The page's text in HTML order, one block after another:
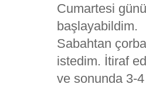
Cumartesi
başlayabildim.
Sabahtan
istedim. İtiraf
ve sonunda 3-